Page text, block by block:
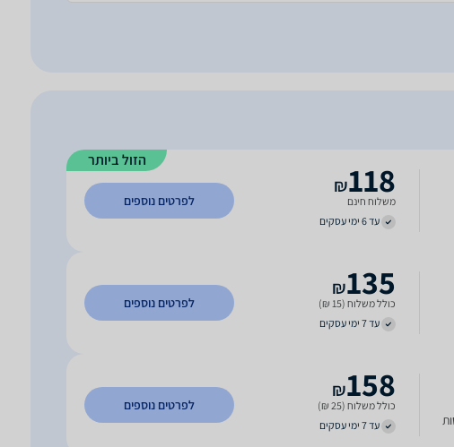
הזול ביותר
118
₪
משלוח חינם
עד 6 ימי עסקים
לפרטים נוספים
135
₪
כולל משלוח (15 ₪)
עד 7 ימי עסקים
לפרטים נוספים
158
₪
כולל משלוח (25 ₪)
עד 7 ימי עסקים
לפרטים נוספים